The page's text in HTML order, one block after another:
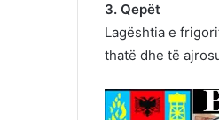
3. Qepët
Lagështia e
thatë dhe të